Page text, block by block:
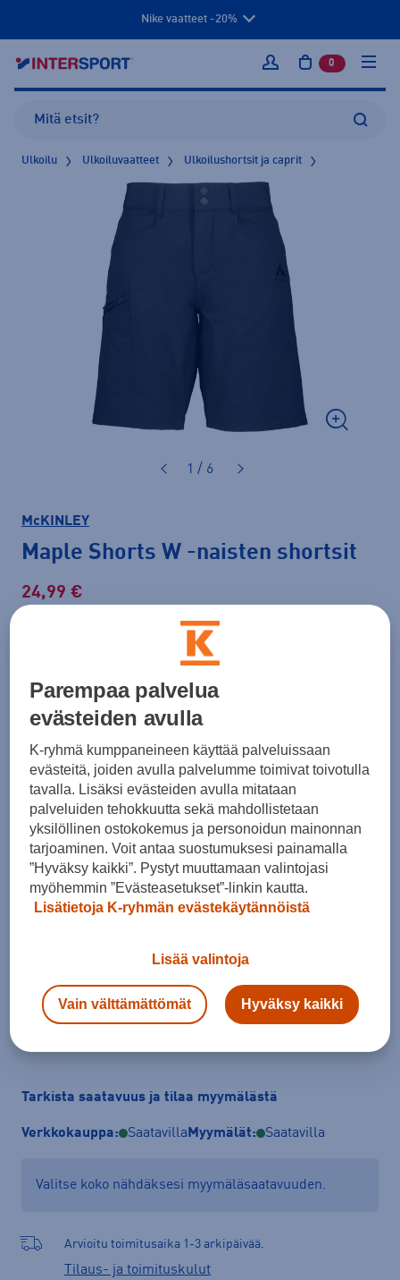
Nike vaatteet -20%
Kirjaudu sisään
0 tuotetta
Ulkoilu Ulkoiluvaatteet Ulkoilushortsit ja caprit
1 / 6
McKINLEY
Maple Shorts W -naisten shortsit
24,99 €
30pv alin hinta: 39,99 €
Väri Musta
Koko
34 36 38 40 42 44
Lisää ostoskoriin
Tarkista saatavuus ja tilaa myymälästä
Verkkokauppa: Saatavilla Myymälät: Saatavilla
Valitse koko nähdäksesi myymäläsaatavuuden.
Arvioitu toimitusaika 1-3 arkipäivää.
Tilaus- ja toimituskulut
Parempaa palvelua
evästeiden avulla
K-ryhmä kumppaneineen käyttää palveluissaan
evästeitä, joiden avulla palvelumme toimivat toivotulla
tavalla. Lisäksi evästeiden avulla mitataan
palveluiden tehokkuutta sekä mahdollistetaan
yksilöllinen ostokokemus ja personoidun mainonnan
tarjoaminen. Voit antaa suostumuksesi painamalla
”Hyväksy kaikki”. Pystyt muuttamaan valintojasi
myöhemmin ”Evästeasetukset”-linkin kautta.
Lisätietoja K-ryhmän evästekäytännöistä
Lisää valintoja
Vain välttämättömät Hyväksy kaikki